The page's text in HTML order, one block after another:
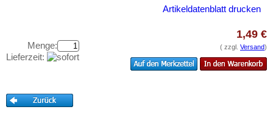
Orte mit U...
Orte mit X...
Informationen
Preislisten
Erhaltungsgrade
Artikeldatenblatt drucken
Menge:
Lieferzeit:
1,49 €
( zzgl. Versand)